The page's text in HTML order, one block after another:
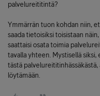
palvelureititintä?
Ymmärrän tuon kohdan niin,
saada tietoisiksi toisistaan
saattaisi osata toimia
tavalla yhteen. Mystisellä
tästä
löytämään.